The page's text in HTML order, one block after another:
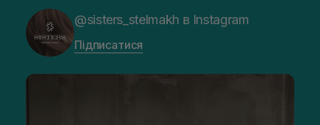
@sisters_stelmakh в Instagram
Підписатися